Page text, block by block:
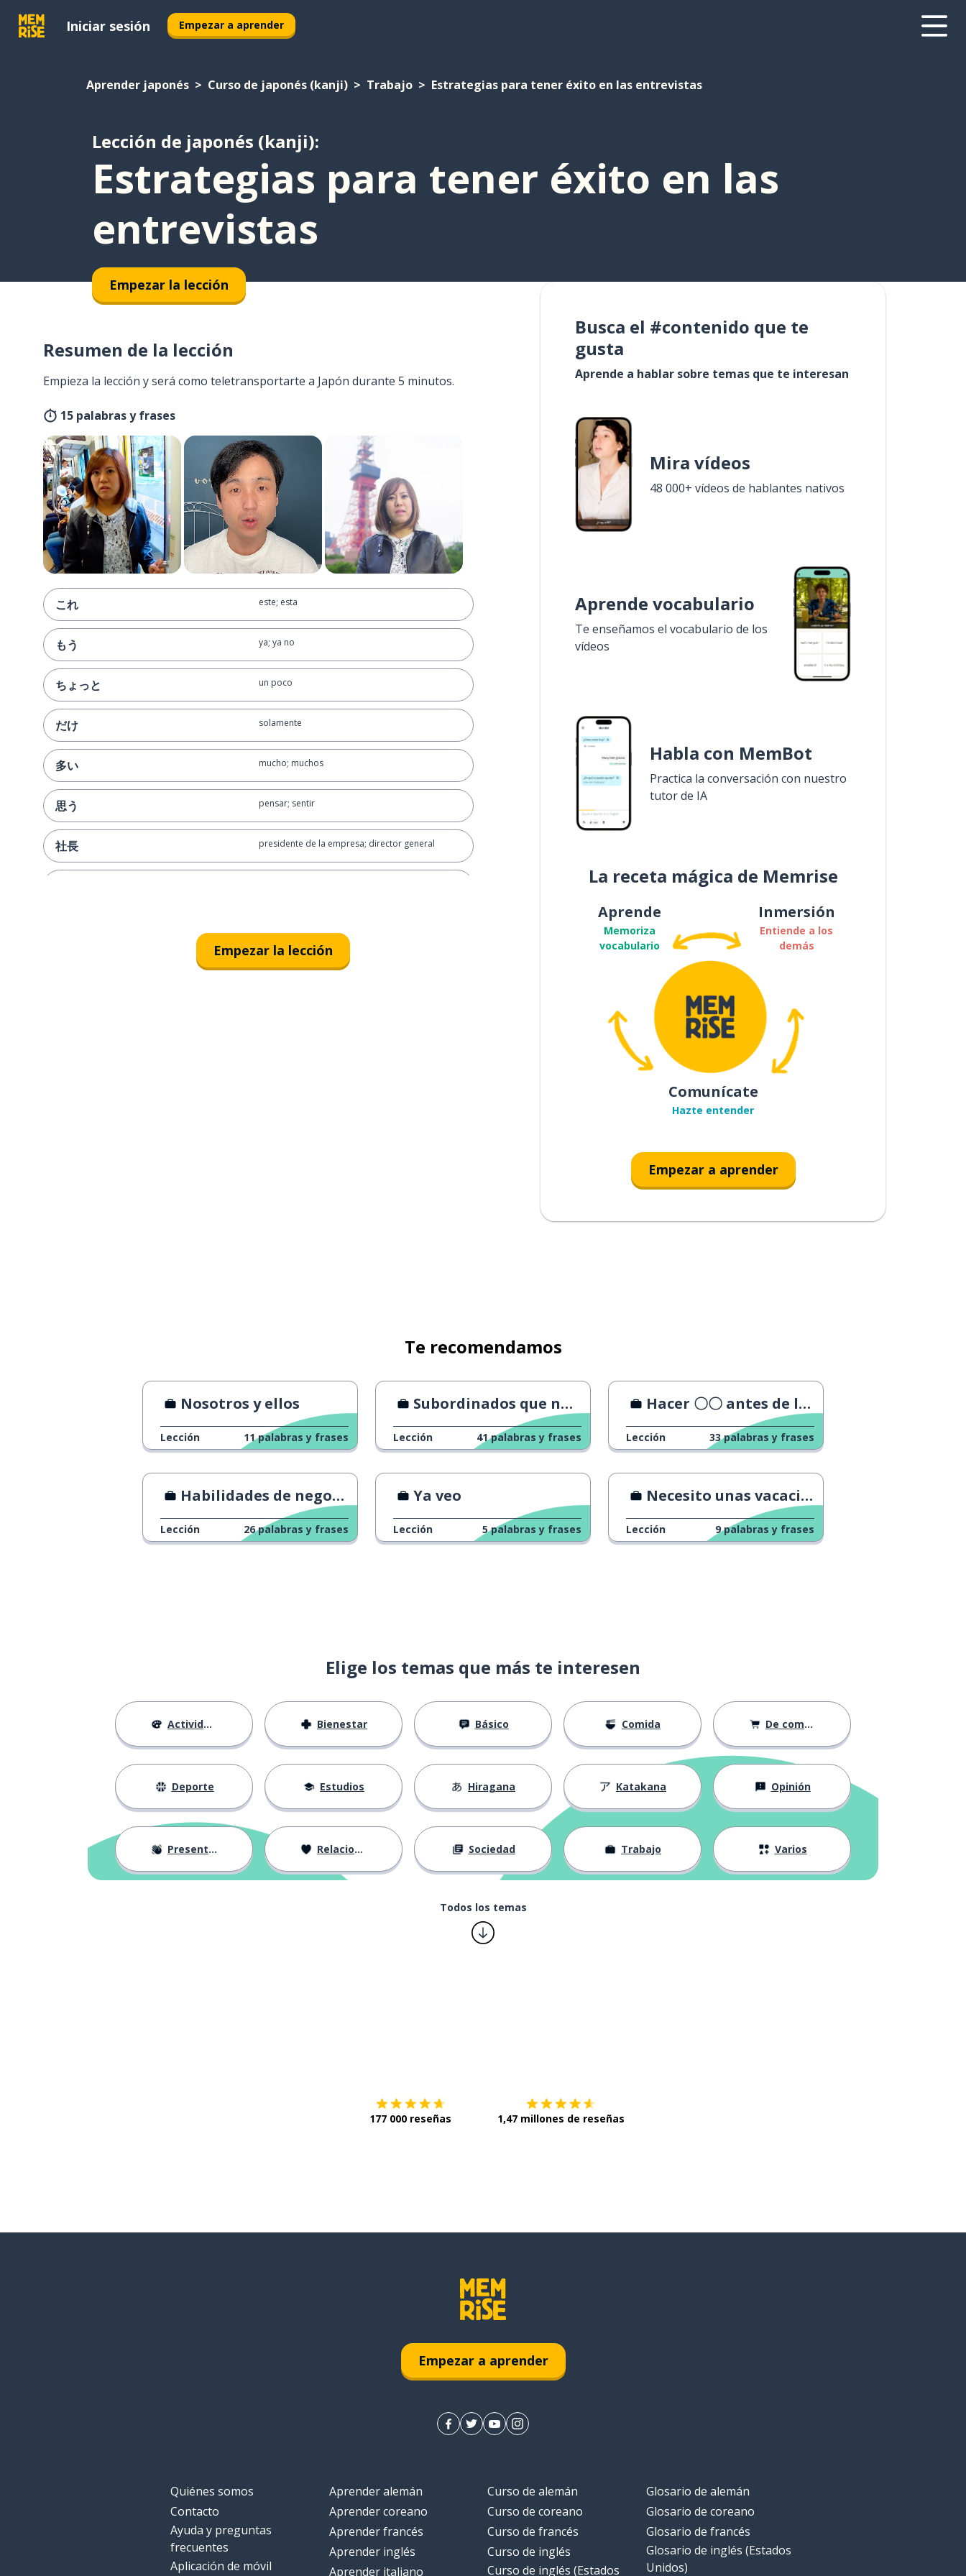
Iniciar sesión Empezar a aprender
Aprender japonés Curso de japonés (kanji) Trabajo Estrategias para tener éxito en las entrevistas
Lección de japonés (kanji):
Estrategias para tener éxito en las
entrevistas
Empezar la lección
Resumen de la lección
Empieza la lección y será como teletransportarte a Japón durante 5 minutos.
15 palabras y frases
これ este; esta
もう ya; ya no
ちょっと un poco
だけ solamente
多い mucho; muchos
思う pensar; sentir
社長 presidente de la empresa; director general
Empezar la lección
Busca el #contenido que te
gusta
Aprende a hablar sobre temas que te interesan
Mira vídeos
48 000+ vídeos de hablantes nativos
Aprende vocabulario
Te enseñamos el vocabulario de los
vídeos
Habla con MemBot
Practica la conversación con nuestro
tutor de IA
La receta mágica de Memrise
Aprende
Memoriza
vocabulario
Inmersión
Entiende a los
demás
Comunícate
Hazte entender
Empezar a aprender
Te recomendamos
Nosotros y ellos
Lección 11 palabras y frases
Subordinados que no pueden trabajar
Lección 41 palabras y frases
Hacer 〇〇 antes de la entrevista
Lección 33 palabras y frases
Habilidades de negociación del ingeniero
Lección 26 palabras y frases
Ya veo
Lección 5 palabras y frases
Necesito unas vacaciones
Lección 9 palabras y frases
Elige los temas que más te interesen
Actividades Bienestar Básico Comida De compras
Deporte Estudios Hiragana Katakana Opinión
Presentación Relaciones Sociedad Trabajo Varios
Todos los temas
177 000 reseñas 1,47 millones de reseñas
Empezar a aprender
Quiénes somos
Contacto
Ayuda y preguntas
frecuentes
Aplicación de móvil
Aprender alemán
Aprender coreano
Aprender francés
Aprender inglés
Aprender italiano
Curso de alemán
Curso de coreano
Curso de francés
Curso de inglés
Curso de inglés (Estados
Glosario de alemán
Glosario de coreano
Glosario de francés
Glosario de inglés (Estados
Unidos)